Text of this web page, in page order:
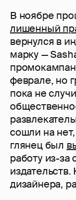
В ноябре
лишенный
вернулся в
марку —
феврале, но
пока не
сошли на
глянец был
работу из-за
дизайнера,